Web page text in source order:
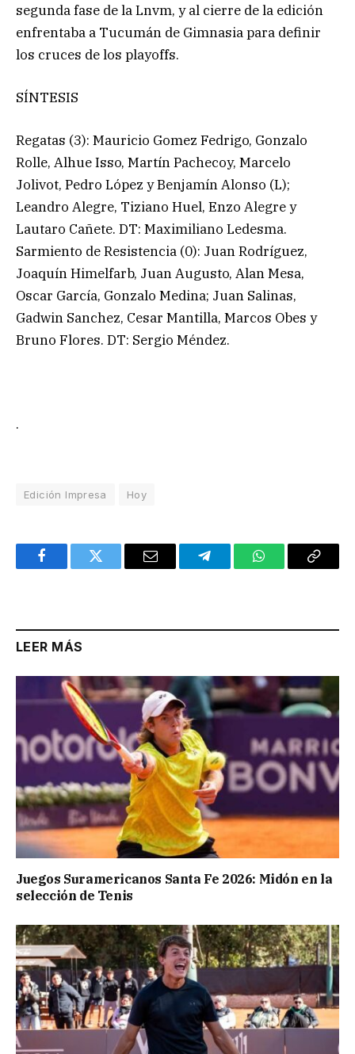
segunda fase de la Lnvm, y al cierre de la edición
enfrentaba a Tucumán de Gimnasia para definir
los cruces de los playoffs.
SÍNTESIS
Regatas (3): Mauricio Gomez Fedrigo, Gonzalo
Rolle, Alhue Isso, Martín Pachecoy, Marcelo
Jolivot, Pedro López y Benjamín Alonso (L);
Leandro Alegre, Tiziano Huel, Enzo Alegre y
Lautaro Cañete. DT: Maximiliano Ledesma.
Sarmiento de Resistencia (0): Juan Rodríguez,
Joaquín Himelfarb, Juan Augusto, Alan Mesa,
Oscar García, Gonzalo Medina; Juan Salinas,
Gadwin Sanchez, Cesar Mantilla, Marcos Obes y
Bruno Flores. DT: Sergio Méndez.
.
Edición Impresa Hoy
FacebookTwitter Email TelegramWhatsAppCopy
LEER MÁS
Juegos Suramericanos Santa Fe 2026: Midón en la
selección de Tenis